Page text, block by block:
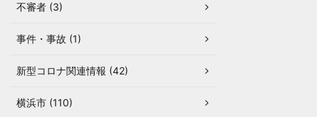
不審者 (3)
事件・事故 (1)
新型コロナ関連情報 (42)
横浜市 (110)